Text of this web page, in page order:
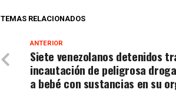
TEMAS RELACIONADOS
ANTERIOR
Siete venezolanos detenidos
incautación de peligrosa
a bebé con sustancias en su